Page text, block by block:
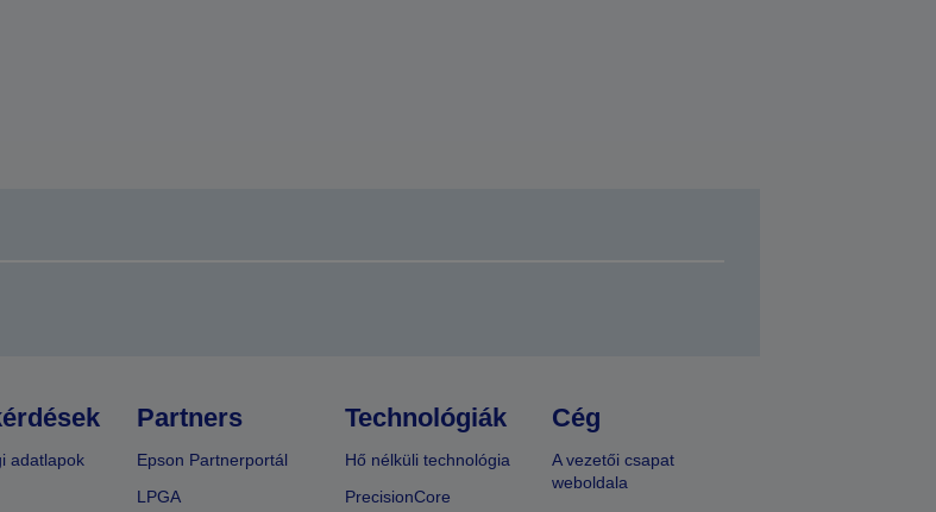
adatlapok
Partners
Epson Partnerportál
LPGA
Technológiák
Hő nélküli technológia
PrecisionCore
Cég
A vezetői csapat
weboldala